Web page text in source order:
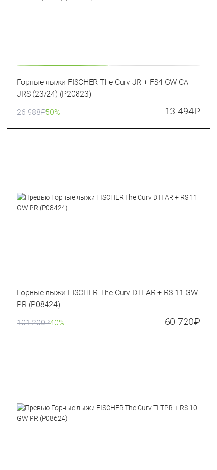
Горные лыжи FISCHER The Curv JR + FS4 GW CA
JRS (23/24) (P20823)
26 988₽50% 13 494₽
Горные лыжи FISCHER The Curv DTI AR + RS 11 GW
PR (P08424)
101 200₽40% 60 720₽